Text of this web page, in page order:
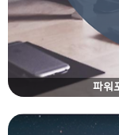
파워